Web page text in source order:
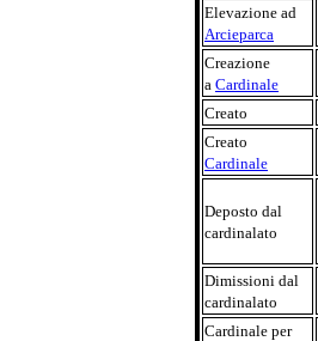
Elevazione ad
Arcieparca
Creazione
a Cardinale
Creato
Creato
Cardinale
Deposto dal
cardinalato
Dimissioni dal
cardinalato
Cardinale per